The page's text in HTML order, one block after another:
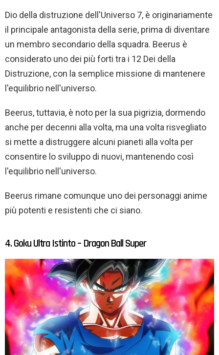
Dio della distruzione dell'Universo 7, è originariamente
il principale antagonista della serie, prima di diventare
un membro secondario della squadra. Beerus è
considerato uno dei più forti tra i 12 Dei della
Distruzione, con la semplice missione di mantenere
l'equilibrio nell'universo.
Beerus, tuttavia, è noto per la sua pigrizia, dormendo
anche per decenni alla volta, ma una volta risvegliato
si mette a distruggere alcuni pianeti alla volta per
consentire lo sviluppo di nuovi, mantenendo così
l'equilibrio nell'universo.
Beerus rimane comunque uno dei personaggi anime
più potenti e resistenti che ci siano.
4. Goku Ultra Istinto – Dragon Ball Super